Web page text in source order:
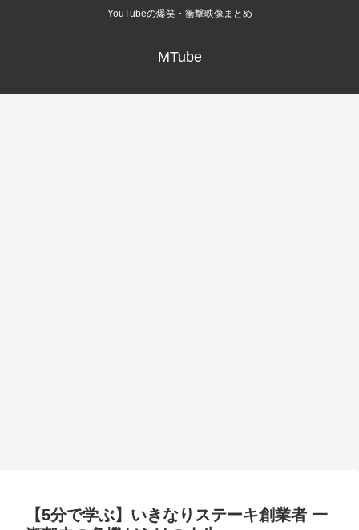
YouTubeの爆笑・衝撃映像まとめ
MTube
【5分で学ぶ】いきなりステーキ創業者 一